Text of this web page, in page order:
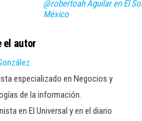
@robertoah Aguilar en El
México
el autor
especializado en Negocios y
de la información.
en El Universal y en el diario